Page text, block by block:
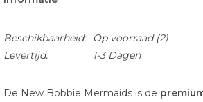
Beschikbaarheid: Op voorraad(2)
Levertijd:
1-3 Dagen
De New Bobbie Mermaids is de